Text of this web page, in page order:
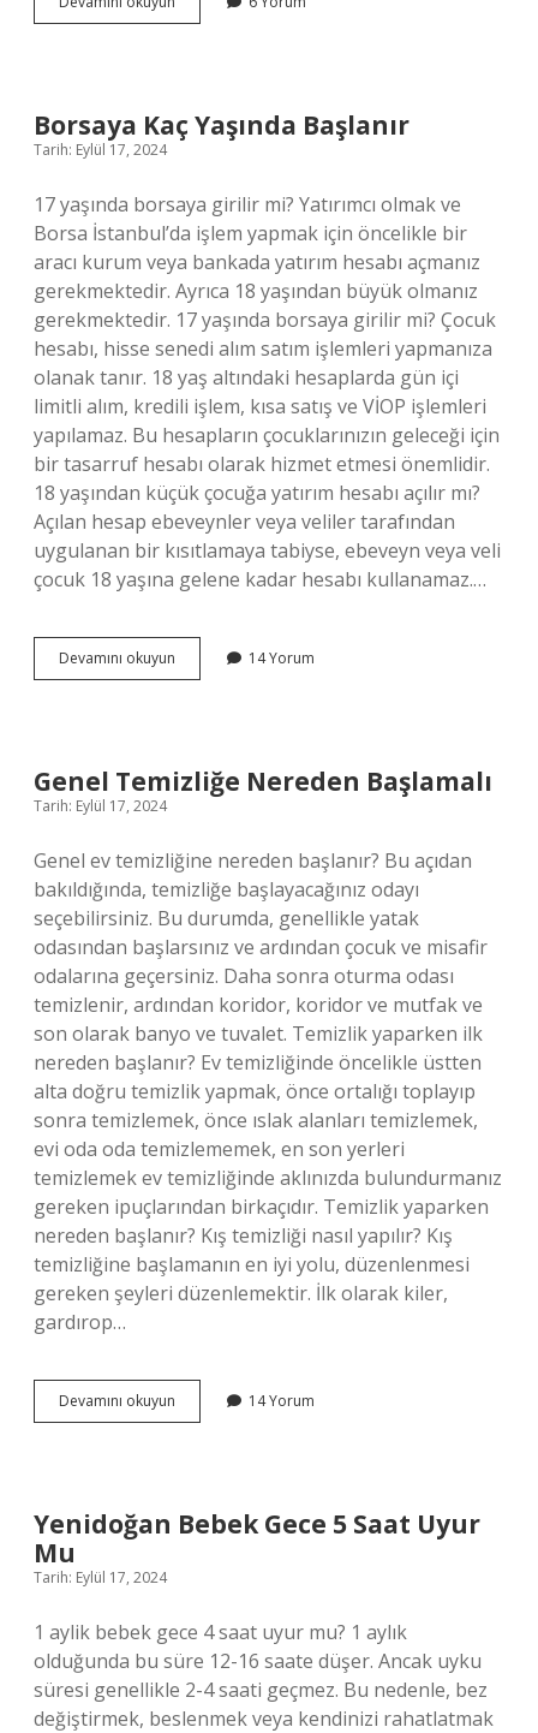
Duvarları
Borsaya Kaç Yaşında Başlanır
Tarih: Eylül 17, 2024
17 yaşında borsaya girilir mi? Yatırımcı olmak ve
Borsa İstanbul’da işlem yapmak için öncelikle bir
aracı kurum veya bankada yatırım hesabı açmanız
gerekmektedir. Ayrıca 18 yaşından büyük olmanız
gerekmektedir. 17 yaşında borsaya girilir mi? Çocuk
hesabı, hisse senedi alım satım işlemleri yapmanıza
olanak tanır. 18 yaş altındaki hesaplarda gün içi
limitli alım, kredili işlem, kısa satış ve VİOP işlemleri
yapılamaz. Bu hesapların çocuklarınızın geleceği için
bir tasarruf hesabı olarak hizmet etmesi önemlidir.
18 yaşından küçük çocuğa yatırım hesabı açılır mı?
Açılan hesap ebeveynler veya veliler tarafından
uygulanan bir kısıtlamaya tabiyse, ebeveyn veya veli
çocuk 18 yaşına gelene kadar hesabı kullanamaz.…
Devamını okuyun Borsaya
Kaç
14 Yorum
Genel Temizliğe Nereden Başlamalı
Tarih: Eylül 17, 2024
Genel ev temizliğine nereden başlanır? Bu açıdan
bakıldığında, temizliğe başlayacağınız odayı
seçebilirsiniz. Bu durumda, genellikle yatak
odasından başlarsınız ve ardından çocuk ve misafir
odalarına geçersiniz. Daha sonra oturma odası
temizlenir, ardından koridor, koridor ve mutfak ve
son olarak banyo ve tuvalet. Temizlik yaparken ilk
nereden başlanır? Ev temizliğinde öncelikle üstten
alta doğru temizlik yapmak, önce ortalığı toplayıp
sonra temizlemek, önce ıslak alanları temizlemek,
evi oda oda temizlememek, en son yerleri
temizlemek ev temizliğinde aklınızda bulundurmanız
gereken ipuçlarından birkaçıdır. Temizlik yaparken
nereden başlanır? Kış temizliği nasıl yapılır? Kış
temizliğine başlamanın en iyi yolu, düzenlenmesi
gereken şeyleri düzenlemektir. İlk olarak kiler,
gardırop…
Devamını okuyun
Temizliğe
14 Yorum
Yenidoğan Bebek Gece 5 Saat Uyur
Mu
Tarih: Eylül 17, 2024
1 aylik bebek gece 4 saat uyur mu? 1 aylık
olduğunda bu süre 12-16 saate düşer. Ancak uyku
süresi genellikle 2-4 saati geçmez. Bu nedenle, bez
değiştirmek, beslenmek veya kendinizi rahatlatmak